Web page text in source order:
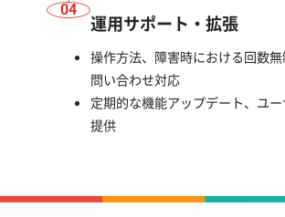
04
運用サポート・拡張
操作方法、障害時における回数
問い合わせ対応
定期的な機能アップデート、ユ
提供